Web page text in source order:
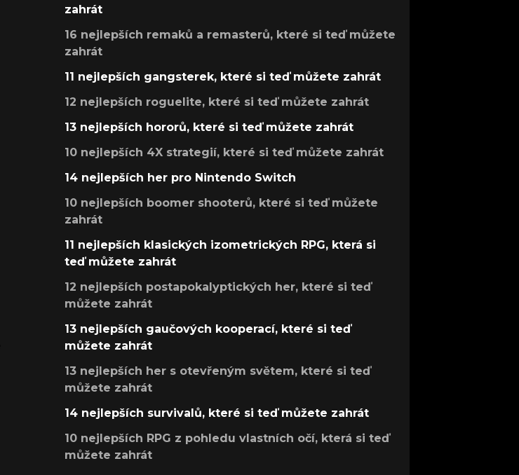
zahrát
16 nejlepších remaků a remasterů, které si teď můžete
zahrát
11 nejlepších gangsterek, které si teď můžete zahrát
12 nejlepších roguelite, které si teď můžete zahrát
13 nejlepších hororů, které si teď můžete zahrát
10 nejlepších 4X strategií, které si teď můžete zahrát
14 nejlepších her pro Nintendo Switch
10 nejlepších boomer shooterů, které si teď můžete
zahrát
11 nejlepších klasických izometrických RPG, která si
teď můžete zahrát
12 nejlepších postapokalyptických her, které si teď
můžete zahrát
13 nejlepších gaučových kooperací, které si teď
můžete zahrát
13 nejlepších her s otevřeným světem, které si teď
můžete zahrát
14 nejlepších survivalů, které si teď můžete zahrát
10 nejlepších RPG z pohledu vlastních očí, která si teď
můžete zahrát